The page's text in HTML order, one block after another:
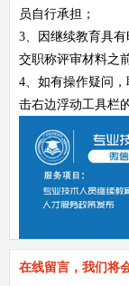
员自行承担；
3、因继续教育具
交职称评审材料之
4、如有操作疑问，
击右边浮动工具栏
在线留言，我们将